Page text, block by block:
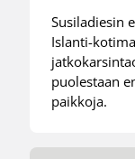
Susiladiesin
Islanti-
puolestaan
paikkoja.